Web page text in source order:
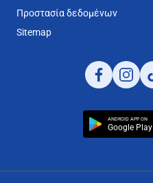
Προστασία δεδομένων
Sitemap
ANDROID APP ON
Google Play